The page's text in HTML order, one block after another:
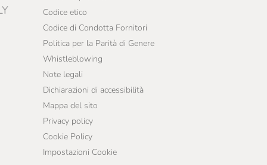
Codice etico
Codice di Condotta Fornitori
Politica per la Parità di Genere
Whistleblowing
Note legali
Dichiarazioni di accessibilità
Mappa del sito
Privacy policy
Cookie Policy
Impostazioni Cookie